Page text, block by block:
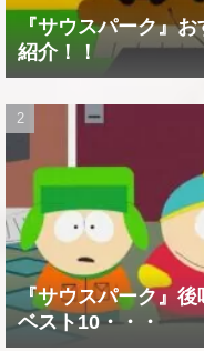
『サウスパーク』
紹介！！
『サウスパーク』
ベスト10・・・